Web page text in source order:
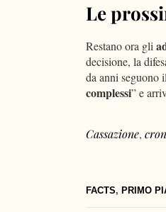
FACTS, PRIMO
Le
Restano ora gli
decisione, la
da anni seguono
complessi” e
Cassazione,